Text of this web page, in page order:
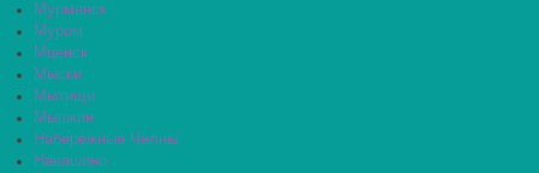
Мурманск
Муром
Мценск
Мыски
Мытищи
Мышкин
Набережные Челны
Навашино